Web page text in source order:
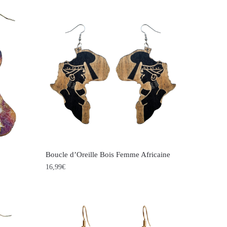
Boucle d’Oreille Bois Femme Africaine
16,99€